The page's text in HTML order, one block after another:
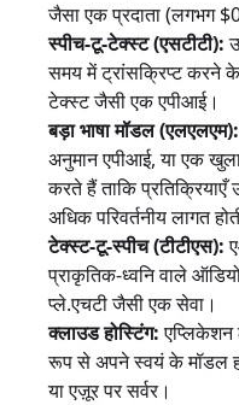
जैसा एक प्रदाता (लगभग
स्पीच-टू-टेक्स्ट (एसटीटी):
समय में ट्रांसक्रिप्ट करने
टेक्स्ट जैसी एक एपीआई।
बड़ा भाषा मॉडल (एलएलएम):
अनुमान एपीआई, या एक
करते हैं ताकि
अधिक परिवर्तनीय लागत
टेक्स्ट-टू-स्पीच (टीटीएस):
प्राकृतिक-ध्वनि वाले
प्ले.एचटी जैसी एक सेवा।
क्लाउड होस्टिंग:
रूप से अपने स्वयं के मॉडल
या एज़ूर पर सर्वर।